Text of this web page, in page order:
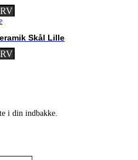
Skål Lille
i din indbakke.